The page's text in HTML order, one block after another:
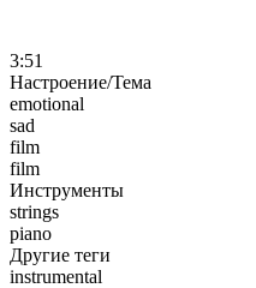
3:51
Настроение/Тема
emotional
sad
film
film
Инструменты
strings
piano
Другие теги
instrumental